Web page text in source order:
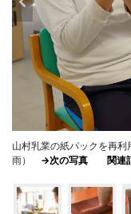
山村乳業の紙パックを再
雨） →次の写真 関連